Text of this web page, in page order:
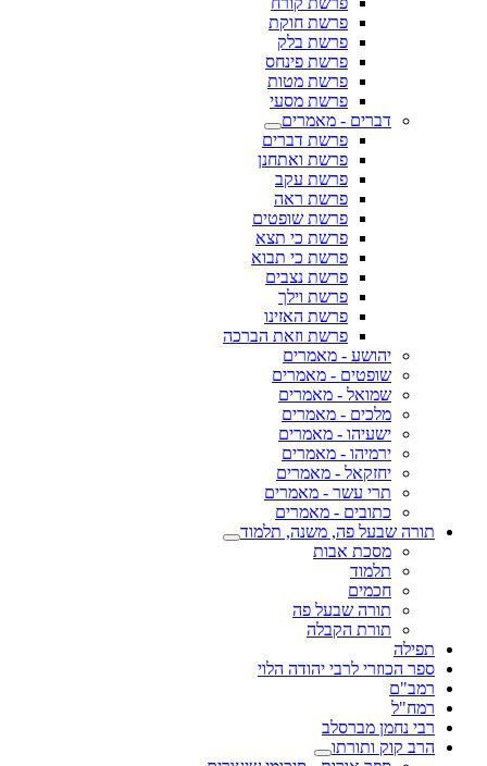
פרשת חוקת
פרשת בלק
פרשת פינחס
פרשת מטות
פרשת מסעי
דברים - מאמרים
פרשת דברים
פרשת ואתחנן
פרשת עקב
פרשת ראה
פרשת שופטים
פרשת כי תצא
פרשת כי תבוא
פרשת נצבים
פרשת וילך
פרשת האזינו
פרשת וזאת הברכה
יהושע - מאמרים
שופטים - מאמרים
שמואל - מאמרים
מלכים - מאמרים
ישעיהו - מאמרים
ירמיהו - מאמרים
יחזקאל - מאמרים
תרי עשר - מאמרים
כתובים - מאמרים
תורה שבעל פה, משנה, תלמוד
מסכת אבות
תלמוד
חכמים
תורה שבעל פה
תורת הקבלה
תפילה
ספר הכוזרי לרבי יהודה הלוי
רמב"ם
רמח"ל
רבי נחמן מברסלב
הרב קוק ותורתו